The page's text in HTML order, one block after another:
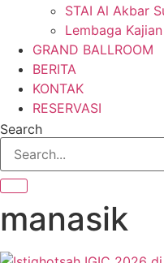
STAI Al Akbar
Lembaga
GRAND BALLROOM
BERITA
KONTAK
RESERVASI
Search
manasik